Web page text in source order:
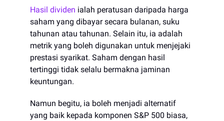
Hasil dividen ialah peratusan daripada harga
saham yang dibayar secara bulanan, suku
tahunan atau tahunan. Selain itu, ia adalah
metrik yang boleh digunakan untuk menjejaki
prestasi syarikat. Saham dengan hasil
tertinggi tidak selalu bermakna jaminan
keuntungan.
Namun begitu, ia boleh menjadi alternatif
yang baik kepada komponen S&P 500 biasa,